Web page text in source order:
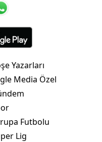
Yazarları
Media Özel
Futbolu
Lig